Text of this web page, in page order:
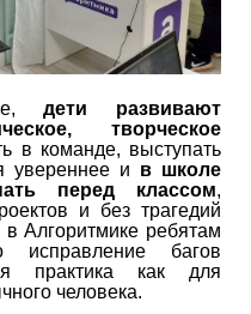
дети развивают
творческое
в команде, выступать
увереннее и в школе
перед классом,
и без трагедий
Алгоритмике ребятам
исправление багов
практика как для
человека.